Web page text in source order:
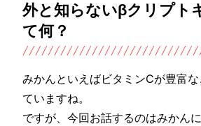
外と知らないβクリプト
て何？
みかんといえばビタミンCが豊富
ていますね。
ですが、今回お話するのはみかん